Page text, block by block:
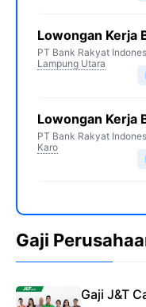
Lowongan Kerja
PT Bank Rakyat
Lampung Utara
Lowongan Kerja
PT Bank Rakyat
Karo
Gaji
Gaji J&T